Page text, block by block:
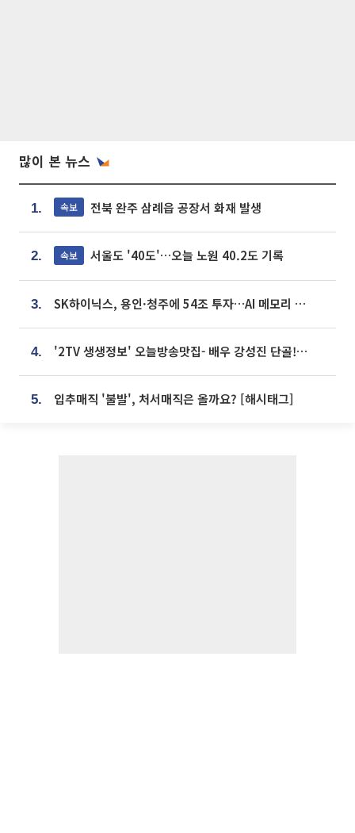
많이 본 뉴스
1. 속보 전북 완주 삼례읍 공장서 화재 발생
2. 속보 서울도 '40도'…오늘 노원 40.2도 기록
3. SK하이닉스, 용인·청주에 54조 투자…AI 메모리 생산기지 키운다
4. '2TV 생생정보' 오늘방송맛집- 배우 강성진 단골! 쌀국수ㆍ푸팟퐁 커리 맛집 '블○○○'
5. 입추매직 '불발', 처서매직은 올까요? [해시태그]